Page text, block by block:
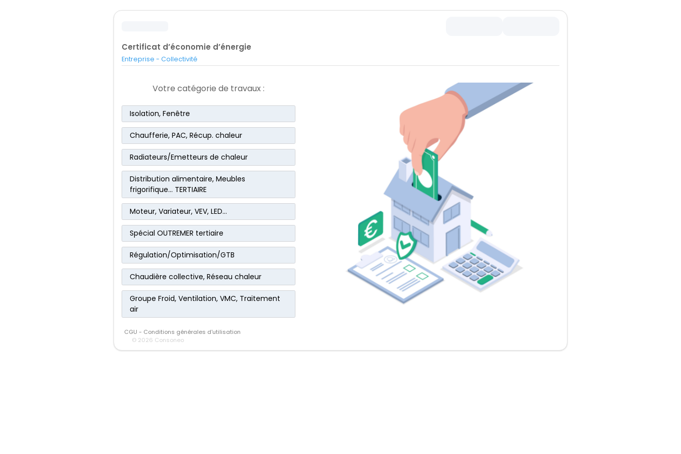
Certificat d’économie d’énergie
Entreprise - Collectivité
Votre catégorie de travaux :
Isolation, Fenêtre
Chaufferie, PAC, Récup. chaleur
Radiateurs/Emetteurs de chaleur
Distribution alimentaire, Meubles
frigorifique… TERTIAIRE
Moteur, Variateur, VEV, LED…
Spécial OUTREMER tertiaire
Régulation/Optimisation/GTB
Chaudière collective, Réseau chaleur
Groupe Froid, Ventilation, VMC, Traitement
air
CGU - Conditions générales d'utilisation
© 2026 Consoneo